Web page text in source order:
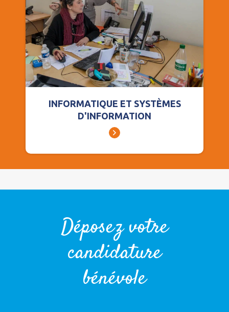
INFORMATIQUE ET SYSTÈMES
D'INFORMATION
Déposez votre
candidature
bénévole